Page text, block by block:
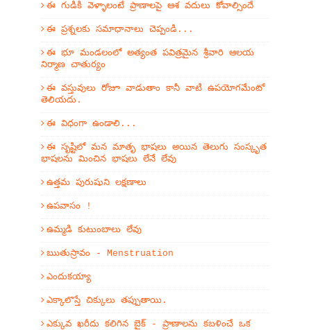
ఈ గుడికి వెళ్ళాలంటే ప్రాణాలపై ఆశ వదులు కోవాల్సిందే
ఈ ప్రశ్నలకు సమాధానాలు చెప్పండి...
ఈ భూ మండలంలో అత్యంత పవిత్రమైన శ్రీవారి ఆలయ
నిర్మాణ చాతుర్యం
ఈ వస్తువులు రోజూ వాడుతాం కానీ వాటి ఉపయోగమేంటో
తెలియదు.
ఈ విధంగా ఉండాలి...
ఈ సృష్టిలో మన మాతృ భాషలు అయిన తెలుగు సంస్కృత
భాషలను మించిన భాషలు లేనే లేవు
ఉత్తమ పురుషుని లక్షణాలు
ఉపవాసం !
ఉమ్మడి కుటుంబాలు లేవు
ఋతుస్రావం - Menstruation
ఎందుకయ్యా
ఎక్కాలొస్తే చిక్కులు తప్పుతాయి.
ఎక్కువ ఖరీదు కలిగిన బైక్ - ప్రాణాలను కబళించే ఒక